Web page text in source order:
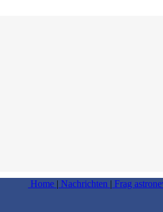
Home | Nachrichten | Frag